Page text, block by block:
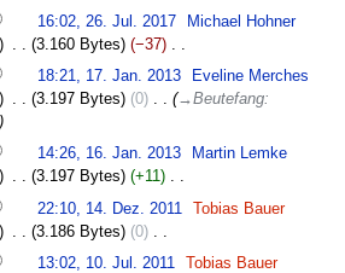
16:02, 26. Jul. 2017
Michael Hohner
3.160 Bytes −37 ‎
18:21, 17. Jan. 2013
Eveline Merches
3.197 Bytes 0 ‎ →Beutefang:
14:26, 16. Jan. 2013
Martin Lemke
3.197 Bytes +11 ‎
22:10, 14. Dez. 2011
Tobias Bauer
3.186 Bytes 0 ‎
13:02, 10. Jul. 2011
Tobias Bauer